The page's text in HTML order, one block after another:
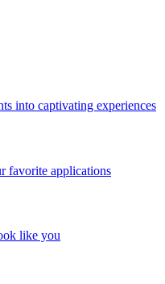
into captivating experiences
favorite applications
like you